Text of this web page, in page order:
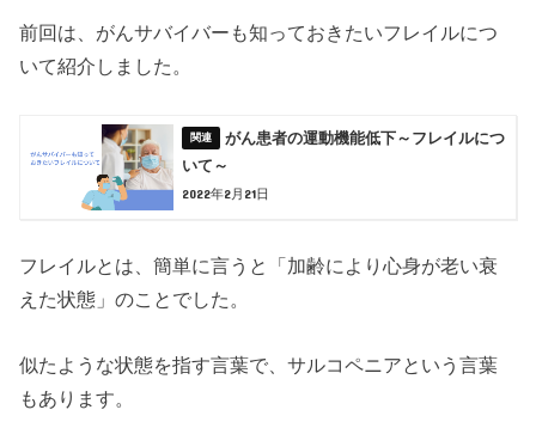
前回は、がんサバイバーも知っておきたいフレイルにつ
いて紹介しました。
がん患者の運動機能低下～フレイルにつ
いて～
2022年2月21日
フレイルとは、簡単に言うと「加齢により心身が老い衰
えた状態」のことでした。
似たような状態を指す言葉で、サルコペニアという言葉
もあります。